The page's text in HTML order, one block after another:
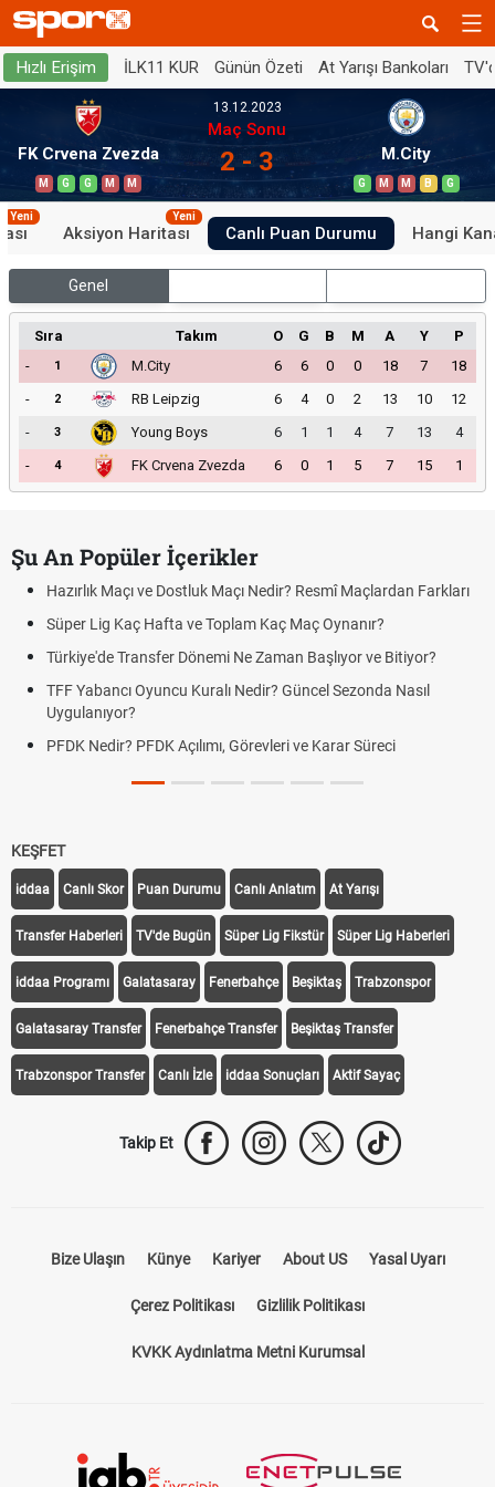
Hızlı Erişim İLK11 KUR Günün Özeti At Yarışı Bankoları
FK Crvena Zvezda
M G G M M
13.12.2023
Maç Sonu
2 - 3 M.City
G M M B G
Yeni
Aksiyon Haritası
Yeni
Canlı Puan Durumu Hangi
Genel
Sıra Takım O G B M A Y
P
-
1 M.City 6 6 0 0 18 7
18
-
2 RB Leipzig 6 4 0 2 13 10
12
-
3 Young Boys 6 1 1 4 7 13
4
-
4 FK Crvena Zvezda 6 0 1 5 7 15 1
Şu An Popüler İçerikler
Hazırlık Maçı ve Dostluk Maçı Nedir? Resmî Maçlardan Farkları
Süper Lig Kaç Hafta ve Toplam Kaç Maç Oynanır?
Türkiye'de Transfer Dönemi Ne Zaman Başlıyor ve Bitiyor?
TFF Yabancı Oyuncu Kuralı Nedir? Güncel Sezonda Nasıl
Uygulanıyor?
PFDK Nedir? PFDK Açılımı, Görevleri ve Karar Süreci
KEŞFET
iddaa Canlı Skor Puan Durumu Canlı Anlatım At Yarışı
Transfer Haberleri TV'de Bugün Süper Lig Fikstür Süper Lig Haberleri
iddaa Programı Galatasaray Fenerbahçe Beşiktaş Trabzonspor
Galatasaray Transfer Fenerbahçe Transfer Beşiktaş Transfer
Trabzonspor Transfer Canlı İzle iddaa Sonuçları Aktif Sayaç
Takip Et
Bize Ulaşın Künye Kariyer About US Yasal Uyarı
Çerez Politikası Gizlilik Politikası
KVKK Aydınlatma Metni Kurumsal